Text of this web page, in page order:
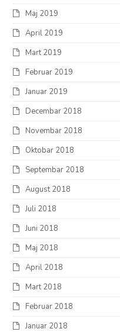
Maj 2019
April 2019
Mart 2019
Februar 2019
Januar 2019
Decembar 2018
Novembar 2018
Oktobar 2018
Septembar 2018
August 2018
Juli 2018
Juni 2018
Maj 2018
April 2018
Mart 2018
Februar 2018
Januar 2018